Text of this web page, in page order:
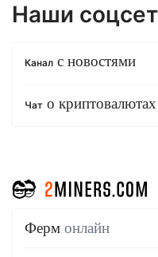
Наши
Канал с новостями
Чат о криптовалютах
Ферм онлайн